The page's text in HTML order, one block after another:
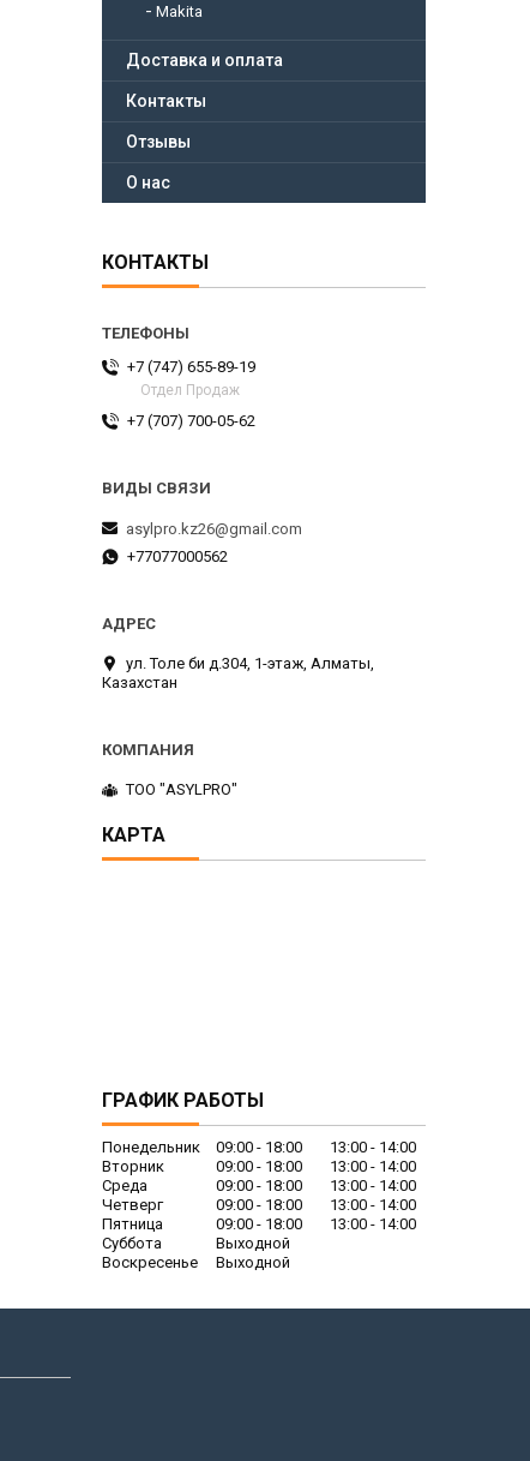
Makita
Доставка и оплата
Контакты
Отзывы
О нас
КОНТАКТЫ
+7 (747) 655-89-19
Отдел Продаж
+7 (707) 700-05-62
asylpro.kz26@gmail.com
+77077000562
ул. Толе би д.304, 1-этаж, Алматы,
Казахстан
ТОО "ASYLPRO"
КАРТА
ГРАФИК РАБОТЫ
Понедельник 09:00 18:00 13:00
14:00
Вторник
09:00 18:00 13:00
14:00
Среда
09:00 18:00 13:00
14:00
Четверг
09:00 18:00 13:00
14:00
Пятница
09:00 18:00 13:00
14:00
Суббота
Выходной
Воскресенье
Выходной